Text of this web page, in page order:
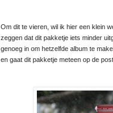
Om dit te vieren, wil ik hier een klein
zeggen dat dit pakketje iets minder
genoeg in om hetzelfde album te
en gaat dit pakketje meteen op de